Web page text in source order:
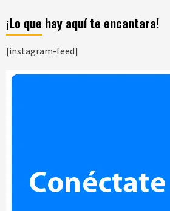
¡Lo que hay aquí te encantara!
[instagram-feed]